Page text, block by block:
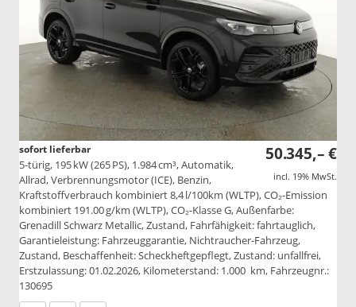
50.345,– €
incl. 19% MwSt.
sofort lieferbar
5-türig, 195 kW (265 PS), 1.984 cm³, Automatik,
Allrad, Verbrennungsmotor (ICE), Benzin,
Kraftstoffverbrauch kombiniert 8,4 l/100km (WLTP), CO₂-Emission
kombiniert 191.00 g/km (WLTP), CO₂-Klasse G, Außenfarbe:
Grenadill Schwarz Metallic, Zustand, Fahrfähigkeit: fahrtauglich,
Garantieleistung: Fahrzeuggarantie, Nichtraucher-Fahrzeug,
Zustand, Beschaffenheit: Scheckheftgepflegt, Zustand: unfallfrei,
Erstzulassung: 01.02.2026, Kilometerstand: 1.000 km, Fahrzeugnr.:
130695